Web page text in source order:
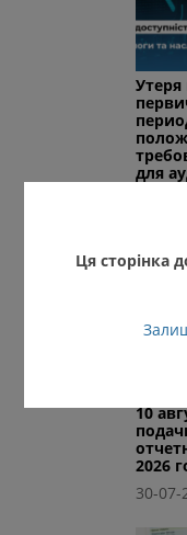
Утеря
для
10
2026
30-07-
Ця сторінка